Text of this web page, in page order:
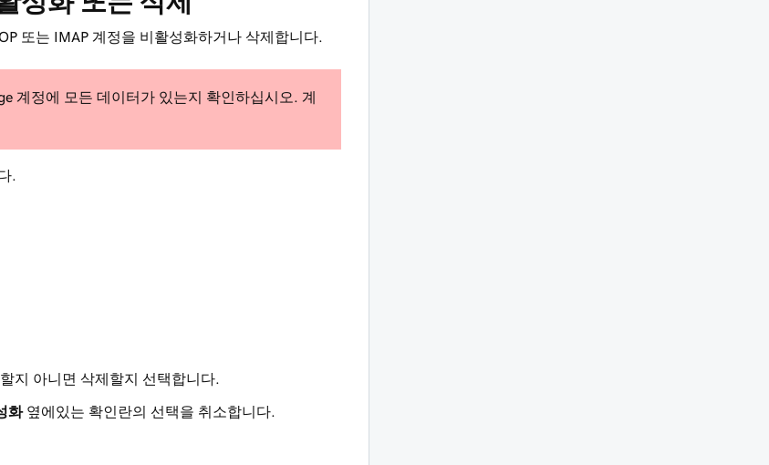
또는 IMAP 계정을 비활성화하거나 삭제합니다.
계정에 모든 데이터가 있는지 확인하십시오. 계
.
지 아니면 삭제할지 선택합니다.
화옆에있는 확인란의 선택을 취소합니다.